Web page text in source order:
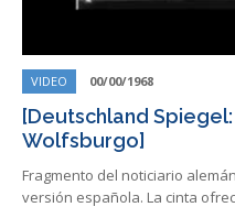
VIDEO 00/00/1968
[Deutschland
Wolfsburgo]
Fragmento del noticiario
versión española. La cinta